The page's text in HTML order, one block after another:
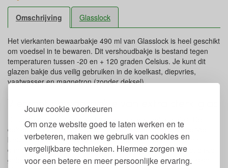
Jouw cookie voorkeuren
Om onze website goed te laten werken en te
verbeteren, maken we gebruik van cookies en
vergelijkbare technieken. Hiermee zorgen we
voor een betere en meer persoonlijke ervaring.
Omschrijving Glasslock
Het vierkanten bewaarbakje 490 ml van Glasslock is heel geschikt
om voedsel in te bewaren. Dit vershoudbakje is bestand tegen
temperaturen tussen -20 en + 120 graden Celsius. Je kunt dit
glazen bakje dus veilig gebruiken in de koelkast, diepvries,
vaatwasser en magnetron (zonder deksel).
Vierkant bewaarbakje van extra sterk glas
Dit bewaarbakje is gemaakt van extra sterk, gehard glas. De
deksel, van veilig polypropeen, is verkrijgbaar in verschillende
kleuren. Je kunt het BPA-vrije bakje kun je lekdicht afsluiten
dankzij de siliconen afsluitring. Alle materialen die voor het bakje
gebruikt worden, zijn recyclebaar. De inhoud van dit veelzijdige